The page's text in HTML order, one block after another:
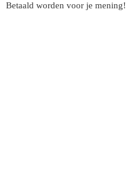
Betaald worden voor je mening!